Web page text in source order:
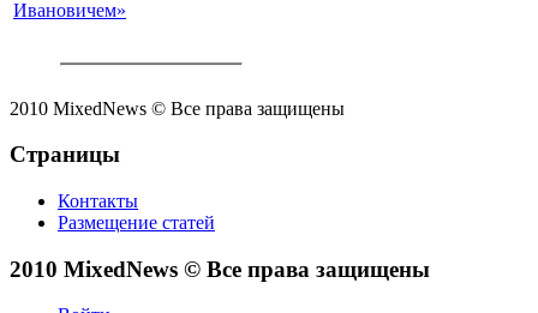
Ивановичем»
2010 MixedNews © Все права защищены
Страницы
Контакты
Размещение статей
2010 MixedNews © Все права защищены